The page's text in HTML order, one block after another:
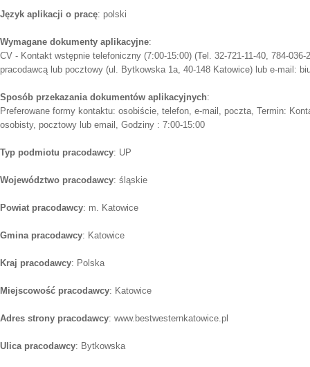
Język aplikacji o pracę: polski
Wymagane dokumenty aplikacyjne:
CV - Kontakt wstępnie telefoniczny (7:00-15:00) (Tel. 32-721-11-40, 784-
pracodawcą lub pocztowy (ul. Bytkowska 1a, 40-148 Katowice) lub e-mail:
Sposób przekazania dokumentów aplikacyjnych:
Preferowane formy kontaktu: osobiście, telefon, e-mail, poczta, Termin:
osobisty, pocztowy lub email, Godziny : 7:00-15:00
Typ podmiotu pracodawcy: UP
Województwo pracodawcy: śląskie
Powiat pracodawcy: m. Katowice
Gmina pracodawcy: Katowice
Kraj pracodawcy: Polska
Miejscowość pracodawcy: Katowice
Adres strony pracodawcy: www.bestwesternkatowice.pl
Ulica pracodawcy: Bytkowska